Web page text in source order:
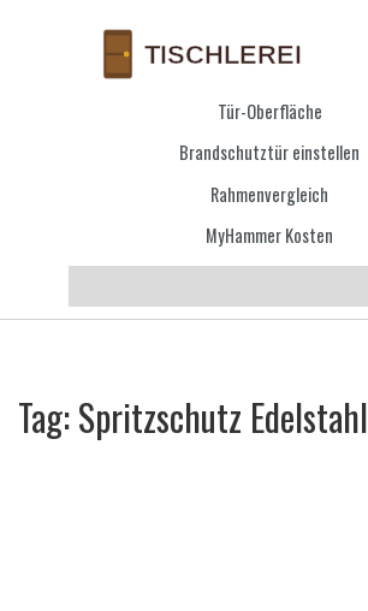
Tür-Oberfläche
Brandschutztür einstellen
Rahmenvergleich
MyHammer Kosten
Tag: Spritzschutz Edelstahl